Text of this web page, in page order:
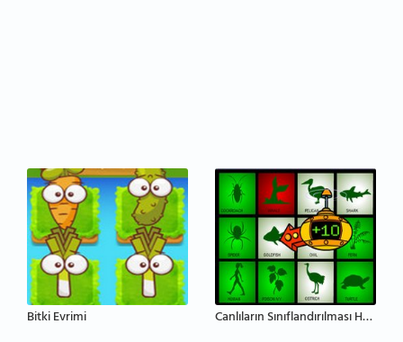
Bitki Evrimi Canlıların Sınıflandırılması Hayvanlar ve Bitkiler